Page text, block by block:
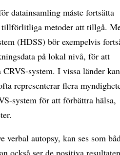
datainsamling måste fortsätta
tillförlitliga metoder att tillgå.
(HDSS) bör exempelvis
på lokal nivå, för att
system. I vissa länder
representerar flera
system för att förbättra hälsa,
verbal autopsy, kan ses som
också ser de positiva